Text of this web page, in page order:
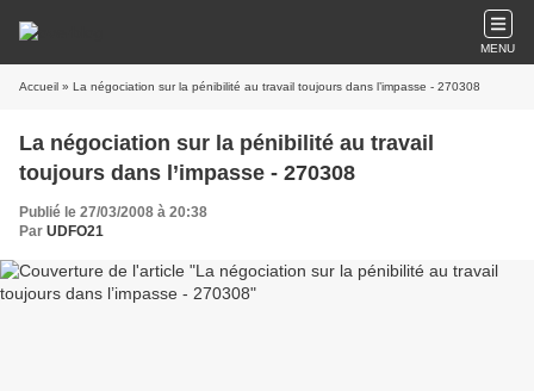
MENU
Accueil » La négociation sur la pénibilité au travail toujours dans l’impasse - 270308
La négociation sur la pénibilité au travail
toujours dans l’impasse - 270308
Publié le 27/03/2008 à 20:38
Par UDFO21